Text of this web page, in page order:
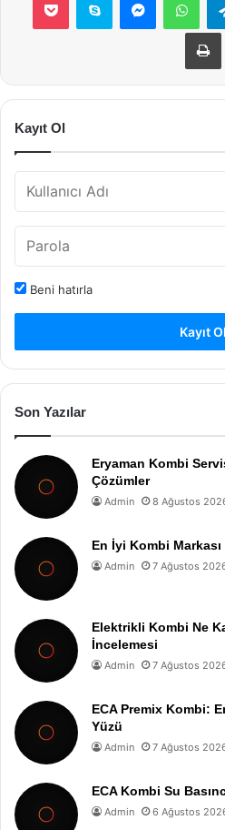
Kayıt Ol
Beni hatırla
Kayıt Ol
Son Yazılar
Eryaman Kombi
Çözümler
Admin 8 Ağustos
En İyi Kombi
Admin 7 Ağustos
Elektrikli Kombi Ne
İncelemesi
Admin 7 Ağustos
ECA Premix Kombi:
Yüzü
Admin 7 Ağustos
ECA Kombi Su
Admin 6 Ağustos